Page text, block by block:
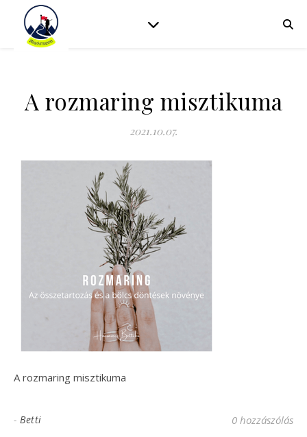
A rozmaring misztikuma
2021.10.07.
A rozmaring misztikuma
- Betti 0 hozzászólás